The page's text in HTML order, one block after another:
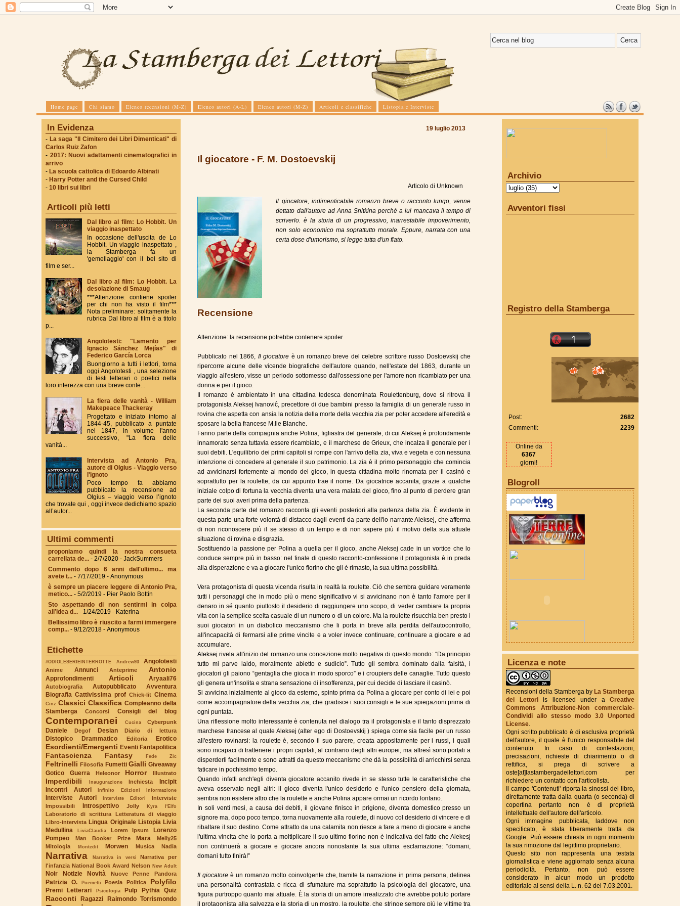
Home page Chi siamo Elenco recensioni (M-Z) Elenco autori (A-L) Elenco autori (M-Z) Articoli e classifiche Listopia e Interviste
In Evidenza
- La saga "Il Cimitero dei Libri Dimenticati" di
Carlos Ruiz Zafon
- 2017: Nuovi adattamenti cinematografici in
arrivo
- La scuola cattolica di Edoardo Albinati
- Harry Potter and the Cursed Child
- 10 libri sui libri
Articoli più letti
Dal libro al film: Lo Hobbit. Un
viaggio inaspettato
In occasione dell'uscita de Lo
Hobbit. Un viaggio inaspettato ,
la Stamberga fa un
'gemellaggio' con il bel sito di
film e ser...
Dal libro al film: Lo Hobbit. La
desolazione di Smaug
***Attenzione: contiene spoiler
per chi non ha visto il film***
Nota preliminare: solitamente la
rubrica Dal libro al film è a titolo
p...
Angolotesti: "Lamento per
Ignacio Sánchez Mejías" di
Federico García Lorca
Buongiorno a tutti i lettori, torna
oggi Angolotesti , una selezione
di testi letterari o poetici nella
loro interezza con una breve conte...
La fiera delle vanità - William
Makepeace Thackeray
Progettato e iniziato intorno al
1844-45, pubblicato a puntate
nel 1847, in volume l'anno
successivo, "La fiera delle
vanità...
Intervista ad Antonio Pra,
autore di Olgius - Viaggio verso
l'ignoto
Poco tempo fa abbiamo
pubblicato la recensione ad
Olgius – viaggio verso l’ignoto
che trovate qui , oggi invece dedichiamo spazio
all’autor...
Ultimi commenti
proponiamo quindi la nostra consueta
carrellata de... - 2/7/2020 - JackSummers
Commento dopo 6 anni dall'ultimo... ma
avete t... - 7/17/2019 - Anonymous
è sempre un piacere leggere di Antonio Pra,
metico... - 5/2/2019 - Pier Paolo Bottin
Sto aspettando di non sentirmi in colpa
all’idea d... - 1/24/2019 - Katerina
Bellissimo libro è riuscito a farmi immergere
comp... - 9/12/2018 - Anonymous
Etichette
#ODIOLESERIEINTERROTTE Andrew93 Angolotesti
Anime Annunci Anteprime Antonio
Approfondimenti Articoli Aryaali76
Autobiografia Autopubblicato
Avventura
Biografia Cattivissima prof Chick-lit Cinema
Cinz Classici Classifica Compleanno della
Stamberga
Concorsi Consigli del blog
Contemporanei Cucina Cyberpunk
Daniele Degof Desian Diario di lettura
Distopico Drammatico Editoria Erotico
Esordienti/Emergenti Eventi Fantapolitica
Fantascienza Fantasy Fede Zic
Feltrinelli Filosofia Fumetti Gialli Giveaway
Gotico
Guerra Heleonor Horror Illustrato
Imperdibili Inaugurazione Inchiesta
Incipit
Incontri Autori
Infinito Edizioni Informazione
Interviste Autori Interviste Editori
Interviste
Impossibili
Introspettivo Jolly Kyra l'Elfo
Laboratorio di scrittura
Letteratura di viaggio
Libro-intervista Lingua Originale Listopia Livia
Medullina
LiviaClaudia Lorem Ipsum
Lorenzo
Pompeo
Man Booker Prize Mara
Melly25
Mitologia
Montedit Morwen Musica Nadia
Narrativa Narrativa in versi
Narrativa per
l'infanzia National Book Award Nelson New Adult
Noir Notizie Novità Nuove Penne Pandora
Patrizia O. Poemetti Poesia Politica Polyfilo
Premi Letterari Psicologia Pulp Pythia Quiz
Racconti Ragazzi Raimondo Torrismondo
19 luglio 2013
Il giocatore - F. M. Dostoevskij
Articolo di Unknown
Il giocatore, indimenticabile romanzo breve o racconto lungo, venne
dettato dall'autore ad Anna Snitkina perché a lui mancava il tempo di
scriverlo. è la storia di un progressivo, inarrestabile impoverimento,
non solo economico ma soprattutto morale. Eppure, narrata con una
certa dose d'umorismo, si legge tutta d'un fiato.
Recensione
Attenzione: la recensione potrebbe contenere spoiler
Pubblicato nel 1866, Il giocatore è un romanzo breve del celebre scrittore russo Dostoevskij che
ripercorre alcune delle vicende biografiche dell'autore quando, nell'estate del 1863, durante un
viaggio all'estero, visse un periodo sottomesso dall'ossessione per l'amore non ricambiato per una
donna e per il gioco.
Il romanzo è ambientato in una cittadina tedesca denominata Roulettenburg, dove si ritrova il
protagonista Aleksej Ivanoviĉ, precettore di due bambini presso la famiglia di un generale russo in
rovina che aspetta con ansia la notizia della morte della vecchia zia per poter accedere all'eredità e
sposare la bella francese M.lle Blanche.
Fanno parte della compagnia anche Polina, figliastra del generale, di cui Aleksej è profondamente
innamorato senza tuttavia essere ricambiato, e il marchese de Grieux, che incalza il generale per i
suoi debiti. L'equilibrio dei primi capitoli si rompe con l'arrivo della zia, viva e vegeta e con nessuna
intenzione di concedere al generale il suo patrimonio. La zia è il primo personaggio che comincia
ad avvicinarsi fortemente al mondo del gioco, in questa cittadina molto rinomata per il casinò e
soprattutto per la roulette, da cui appunto trae il nome. Da giocatrice accanita, grazie a qualche
iniziale colpo di fortuna la vecchia diventa una vera malata del gioco, fino al punto di perdere gran
parte dei suoi averi prima della partenza.
La seconda parte del romanzo racconta gli eventi posteriori alla partenza della zia. È evidente in
questa parte una forte volontà di distacco dagli eventi da parte dell'io narrante Aleksej, che afferma
di non riconoscere più il se stesso di un tempo e di non sapere più il motivo della sua attuale
situazione di rovina e disgrazia.
Sostituendo la passione per Polina a quella per il gioco, anche Aleksej cade in un vortice che lo
conduce sempre più in basso: nel finale di questo racconto-confessione il protagonista è in preda
alla disperazione e va a giocare l'unico fiorino che gli è rimasto, la sua ultima possibilità.
Vera protagonista di questa vicenda risulta in realtà la roulette. Ciò che sembra guidare veramente
tutti i personaggi che in modo più o meno significativo vi si avvicinano non è tanto l'amore per il
denaro in sé quanto piuttosto il desiderio di raggiungere uno scopo, di veder cambiare la propria
vita con la semplice scelta casuale di un numero o di un colore. Ma la roulette risucchia ben presto i
suoi giocatori in un diabolico meccanismo che li porta in breve alla perdita dell'autocontrollo,
all'incapacità di fermarsi alle prime vincite e a voler invece continuare, continuare a giocare e ad
accumulare.
Aleksej rivela all'inizio del romanzo una concezione molto negativa di questo mondo: “Da principio
tutto mi parve laido, moralmente abietto e sudicio”. Tutto gli sembra dominato dalla falsità, i
giocatori gli paiono “gentaglia che gioca in modo sporco” e i croupiers delle canaglie. Tutto questo
gli genera un'insolita e strana sensazione di insofferenza, per cui decide di lasciare il casinò.
Si avvicina inizialmente al gioco da esterno, spinto prima da Polina a giocare per conto di lei e poi
come accompagnatore della vecchia zia, che gradisce i suoi consigli e le sue spiegazioni prima di
ogni puntata.
Una riflessione molto interessante è contenuta nel dialogo tra il protagonista e il tanto disprezzato
marchese francese al quale Aleksej (alter ego di Dostoevskij ) spiega come sia facile per un russo
all'estero rovinarsi: la roulette è, secondo il suo parere, creata appositamente per i russi, i quali
sono incapaci di trattenere i propri capitali, al contrario degli altri europei, ma altresì sono portati a
disperderli facilmente e sono attratti da questo meccanismo che dà la possibilità di arricchirsi senza
faticare in pochissimo tempo.
Quando infatti anch'egli diventa giocatore accanito rivede in se stesso tutte le caratteristiche che
aveva osservato negli altri: il gioco diventa l'unico desiderio e l'unico pensiero della giornata,
sembra non esistere altro che la roulette e anche Polina appare ormai un ricordo lontano.
In soli venti mesi, a causa dei debiti, il giovane finisce in prigione, diventa domestico presso un
signore ma, dopo poco tempo, torna nuovamente alla roulette, di nuovo col desiderio di vincere e di
ribaltare il suo destino. Come attratto da una calamita non riesce a fare a meno di giocare e anche
l'ultima vincita che lo porta a moltiplicare il suo ultimo fiorino non è indicativa del fatto che Alekesj
non continuerà a giocare e giocare ancora nonostante la sua ultima esclamazione: “domani,
domani tutto finirà!”
Il giocatoreè un romanzo molto coinvolgente che, tramite la narrazione in prima persona, delinea
una personalità contrastata e ricca di sfumature ma soprattutto la psicologia del giocatore, una
figura purtroppo quanto mai attuale. È la storia di un amore irrealizzato che avrebbe potuto portare
il protagonista alla salvezza e la storia di un mostro, la roulette, che stringe sempre più le vittime tra
Archivio
Avventori fissi
Registro della Stamberga
Post:
2682
Commenti:
2239
Online da
6367
giorni!
Blogroll
True Fantasy Italy
Licenza e note
Recensioni della Stamberga by La Stamberga
dei Lettoriis licensed under a Creative
Commons Attribuzione-Non commerciale-
Condividi allo stesso modo 3.0 Unported
License.
Ogni scritto pubblicato è di esclusiva proprietà
dell'autore, il quale è l'unico responsabile del
contenuto. In caso di contestazioni,
precisazioni, richieste di chiarimento o di
rettifica, si prega di scrivere a
oste[at]lastambergadeilettori.com per
richiedere un contatto con l'articolista.
Il campo 'Contenuti' riporta la sinossi del libro,
direttamente tratta dalla quarta (o seconda) di
copertina pertanto non è di proprietà
intellettuale dell'autore dell'articolo.
Ogni immagine pubblicata, laddove non
specificato, è stata liberamente tratta da
Google. Può essere chiesta in ogni momento
la sua rimozione dal legittimo proprietario.
Questo sito non rappresenta una testata
giornalistica e viene aggiornato senza alcuna
periodicità. Pertanto, non può essere
considerato in alcun modo un prodotto
editoriale ai sensi della L. n. 62 del 7.03.2001.